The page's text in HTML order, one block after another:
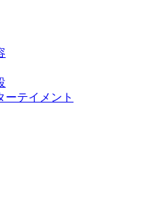
ーテイメント